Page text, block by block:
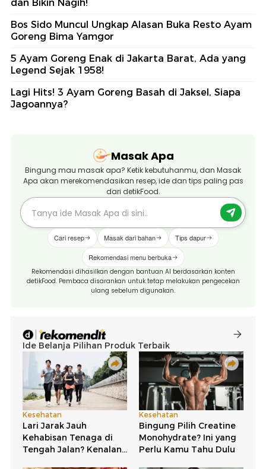
dan Bikin Nagih!
Bos Sido Muncul Ungkap Alasan Buka Resto Ayam
Goreng Bima Yamgor
5 Ayam Goreng Enak di Jakarta Barat, Ada yang
Legend Sejak 1958!
Lagi Hits! 3 Ayam Goreng Basah di Jaksel, Siapa
Jagoannya?
Masak Apa
Bingung mau masak apa? Ketik kebutuhanmu, dan Masak
Apa akan merekomendasikan resep, ide dan tips paling pas
dari detikFood.
Cari resep Masak dari bahan Tips dapur
Rekomendasi menu berbuka
Rekomendasi dihasilkan dengan bantuan AI berdasarkan konten
detikFood. Pembaca disarankan untuk tetap melakukan pengecekan
ulang sebelum digunakan.